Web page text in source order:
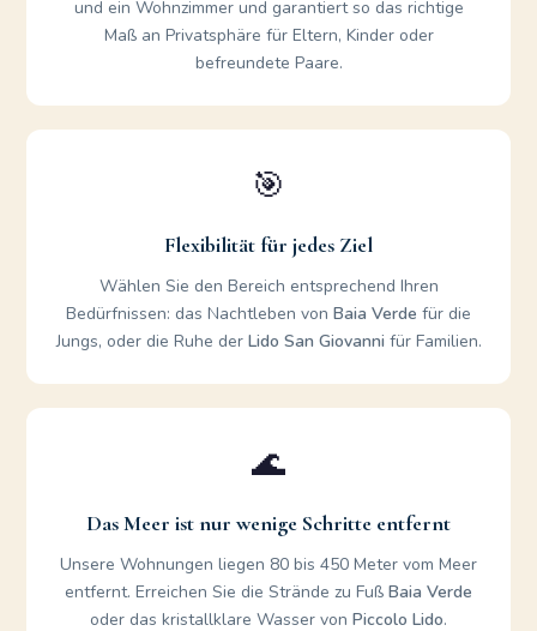
und ein Wohnzimmer und garantiert so das richtige
Maß an Privatsphäre für Eltern, Kinder oder
befreundete Paare.
🎯
Flexibilität für jedes Ziel
Wählen Sie den Bereich entsprechend Ihren
Bedürfnissen: das Nachtleben von Baia Verde für die
Jungs, oder die Ruhe der Lido San Giovanni für Familien.
🌊
Das Meer ist nur wenige Schritte entfernt
Unsere Wohnungen liegen 80 bis 450 Meter vom Meer
entfernt. Erreichen Sie die Strände zu Fuß Baia Verde
oder das kristallklare Wasser von Piccolo Lido.